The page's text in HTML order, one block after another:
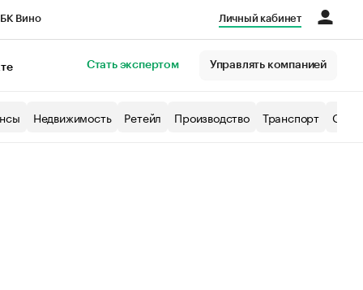
Вино Личный кабинет
Стать экспертом Управлять компанией
Недвижимость Ретейл Производство Транспорт